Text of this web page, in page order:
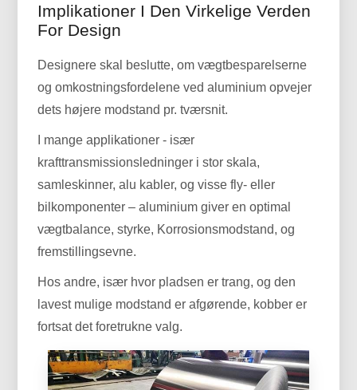
Implikationer I Den Virkelige Verden
For Design
Designere skal beslutte, om vægtbesparelserne
og omkostningsfordelene ved aluminium opvejer
dets højere modstand pr. tværsnit.
I mange applikationer - især
krafttransmissionsledninger i stor skala,
samleskinner, alu kabler, og visse fly- eller
bilkomponenter – aluminium giver en optimal
vægtbalance, styrke, Korrosionsmodstand, og
fremstillingsevne.
Hos andre, især hvor pladsen er trang, og den
lavest mulige modstand er afgørende, kobber er
fortsat det foretrukne valg.